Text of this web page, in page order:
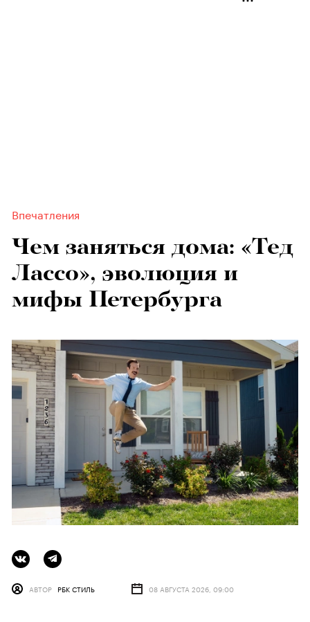
Впечатления
Чем заняться дома: «Тед
Лассо», эволюция и
мифы Петербурга
АВТОР РБК СТИЛЬ 08 АВГУСТА 2026, 09:00